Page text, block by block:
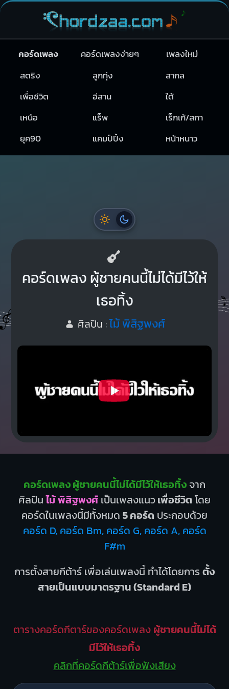
คอร์ดเพลง คอร์ดเพลงง่ายๆ
เพลงใหม่
สตริง
ลูกทุ่ง
สากล
เพื่อชีวิต
อีสาน
ใต้
เหนือ
แร็พ
เร็กเก้/สกา
ยุค90
แคมป์ปิ้ง หน้าหนาว
คอร์ดเพลง ผู้ชายคนนี้ไม่ได้มีไว้ให้
เธอทิ้ง
ศิลปิน :ไม้ พิสิฐพงศ์
คอร์ดเพลง ผู้ชายคนนี้ไม่ได้มีไว้ให้เธอทิ้ง จาก
ศิลปินไม้ พิสิฐพงศ์ เป็นเพลงแนวเพื่อชีวิต โดย
คอร์ดในเพลงนี้มีทั้งหมด 5 คอร์ด ประกอบด้วย
คอร์ด D, คอร์ด Bm, คอร์ด G, คอร์ด A, คอร์ด
F#m
การตั้งสายกีต้าร์ เพื่อเล่นเพลงนี้ ทำได้โดยการตั้ง
สายเป็นแบบมาตรฐาน (Standard E)
ตารางคอร์ดกีตาร์ของคอร์ดเพลง ผู้ชายคนนี้ไม่ได้
มีไว้ให้เธอทิ้ง
คลิกที่คอร์ดกีต้าร์เพื่อฟังเสียง